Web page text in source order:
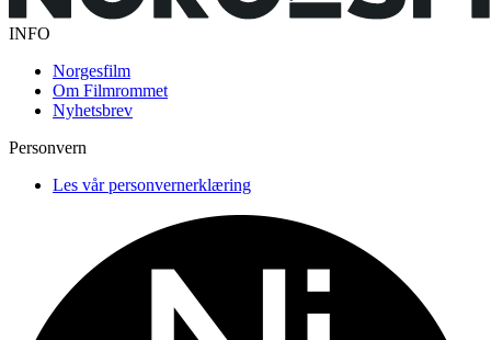
INFO
Norgesfilm
Om Filmrommet
Nyhetsbrev
Personvern
Les vår personvernerklæring